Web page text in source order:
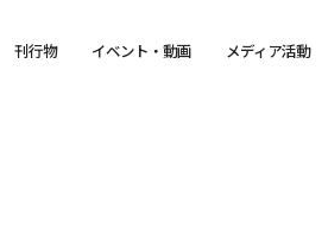
刊行物 イベント・動画 メディア活動